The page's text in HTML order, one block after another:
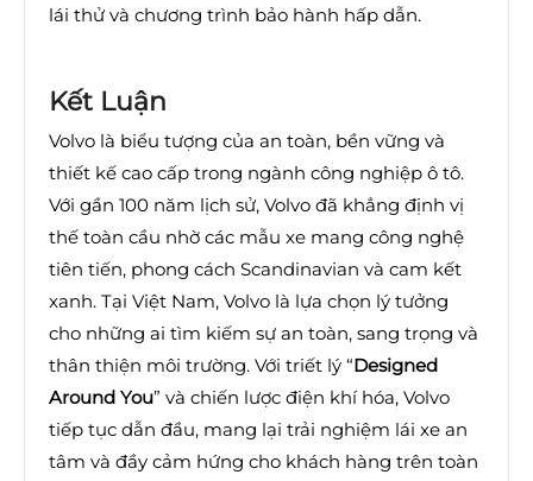
lái thử và chương trình bảo hành hấp dẫn.
Kết Luận
Volvo là biểu tượng của an toàn, bền vững và
thiết kế cao cấp trong ngành công nghiệp ô tô.
Với gần 100 năm lịch sử, Volvo đã khẳng định vị
thế toàn cầu nhờ các mẫu xe mang công nghệ
tiên tiến, phong cách Scandinavian và cam kết
xanh. Tại Việt Nam, Volvo là lựa chọn lý tưởng
cho những ai tìm kiếm sự an toàn, sang trọng và
thân thiện môi trường. Với triết lý “Designed
Around You” và chiến lược điện khí hóa, Volvo
tiếp tục dẫn đầu, mang lại trải nghiệm lái xe an
tâm và đầy cảm hứng cho khách hàng trên toàn